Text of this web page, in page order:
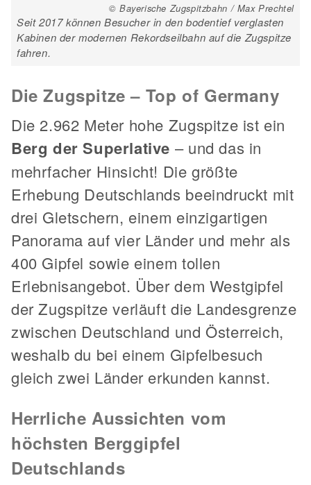
© Bayerische Zugspitzbahn / Max Prechtel
Seit 2017 können Besucher in den bodentief verglasten
Kabinen der modernen Rekordseilbahn auf die Zugspitze
fahren.
Die Zugspitze – Top of Germany
Die 2.962 Meter hohe Zugspitze ist ein
Berg der Superlative – und das in
mehrfacher Hinsicht! Die größte
Erhebung Deutschlands beeindruckt mit
drei Gletschern, einem einzigartigen
Panorama auf vier Länder und mehr als
400 Gipfel sowie einem tollen
Erlebnisangebot. Über dem Westgipfel
der Zugspitze verläuft die Landesgrenze
zwischen Deutschland und Österreich,
weshalb du bei einem Gipfelbesuch
gleich zwei Länder erkunden kannst.
Herrliche Aussichten vom
höchsten Berggipfel
Deutschlands